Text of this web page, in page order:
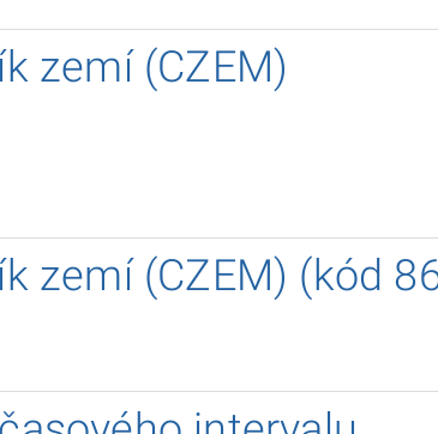
zemí (CZEM)
zemí (CZEM) (kód